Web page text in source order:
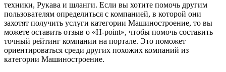
техники, Рукава и шланги. Если вы хотите помочь другим
пользователям определиться с компанией, в которой они
захотят получить услуги категории Машиностроение, то вы
можете оставить отзыв о «H-point», чтобы помочь составить
точный рейтинг компании на портале. Это поможет
ориентироваться среди других похожих компаний из
категории Машиностроение.